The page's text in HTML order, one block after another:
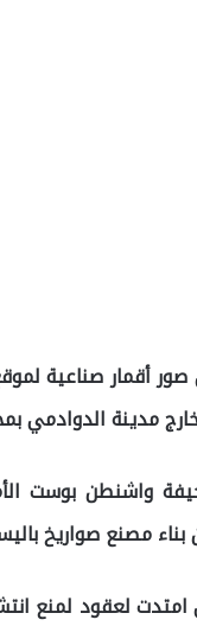
أيار المنصرم على صور
مدينة الدوادمي
واشنطن بوست
مصنع صواريخ
لعقود لمنع